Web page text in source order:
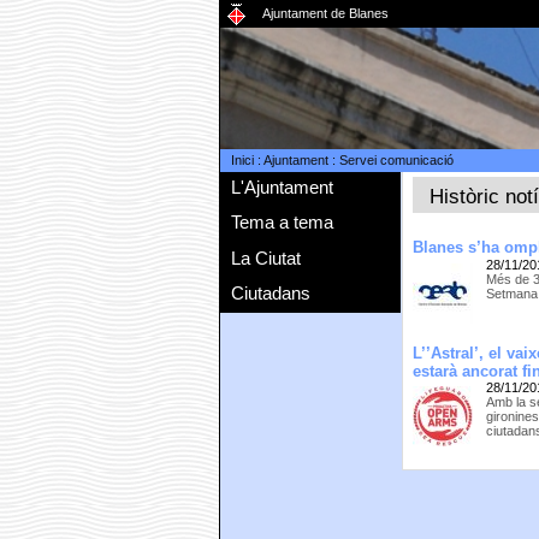
Ajuntament de Blanes
Inici: Ajuntament: Servei comunicació
L'Ajuntament
Tema a tema
La Ciutat
Ciutadans
Històric
Blanes s’ha
28/11/
Més de
L’’Astral’, el
estarà ancorat
28/11/
Amb la